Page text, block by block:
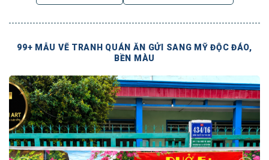
99+ MẪU VẼ TRANH QUÁN ĂN GỬI SANG MỸ ĐỘC ĐÁO,
BỀN MÀU